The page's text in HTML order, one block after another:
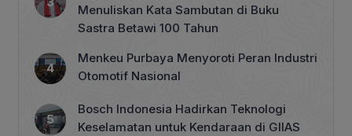
Menuliskan Kata Sambutan di Buku
Sastra Betawi 100 Tahun
Menkeu Purbaya Menyoroti Peran Industri
Otomotif Nasional
Bosch Indonesia Hadirkan Teknologi
Keselamatan untuk Kendaraan di GIIAS